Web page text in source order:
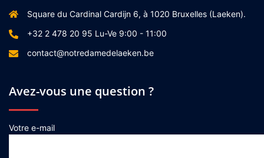
Square du Cardinal Cardijn 6, à 1020 Bruxelles (Laeken).
+32 2 478 20 95 Lu-Ve 9:00 - 11:00
contact@notredamedelaeken.be
Avez-vous une question ?
Votre e-mail